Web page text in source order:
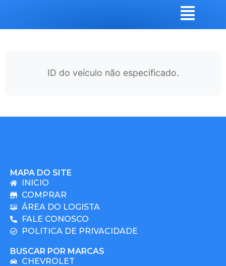
ID do veículo não especificado.
MAPA DO SITE
INICIO
COMPRAR
ÁREA DO LOGISTA
FALE CONOSCO
POLITICA DE PRIVACIDADE
BUSCAR POR MARCAS
CHEVROLET